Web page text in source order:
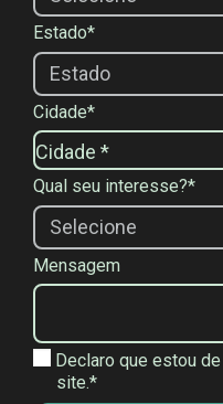
Estado*
Cidade*
Cidade *
C
i
d
d
e
Qual seu interesse?*
Mensagem
Declaro que estou
site.*